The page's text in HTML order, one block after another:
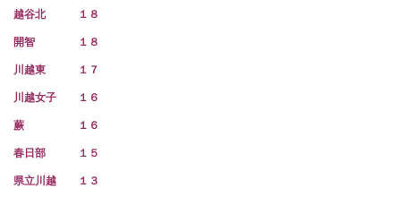
越谷北 １８
開智 １８
川越東 １７
川越女子 １６
蕨 １６
春日部 １５
県立川越 １３